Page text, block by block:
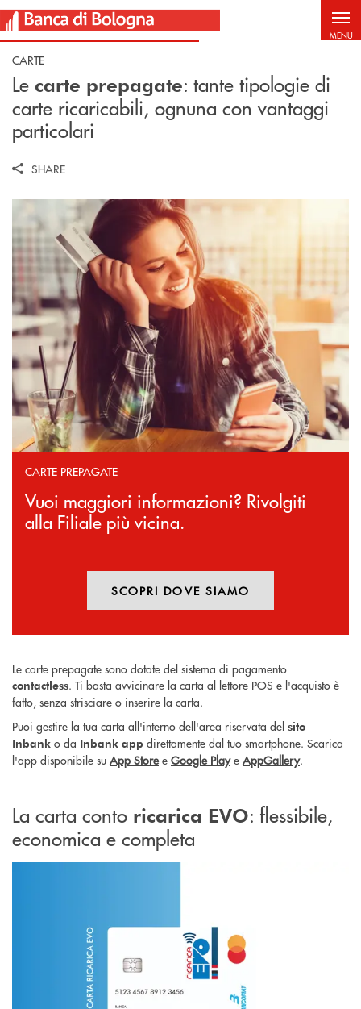
Salta al contenuto principale
MENU
CARTE
Le carte prepagate: tante tipologie di
carte ricaricabili, ognuna con vantaggi
particolari
SHARE
CARTE PREPAGATE
Vuoi maggiori informazioni? Rivolgiti
alla Filiale più vicina.
SCOPRI DOVE SIAMO
Le carte prepagate sono dotate del sistema di pagamento
contactless. Ti basta avvicinare la carta al lettore POS e l'acquisto è
fatto, senza strisciare o inserire la carta.
Puoi gestire la tua carta all'interno dell'area riservata del sito
Inbank o da Inbank app direttamente dal tuo smartphone. Scarica
l'app disponibile su App Storee Google Play e AppGallery.
La carta conto ricarica EVO: flessibile,
economica e completa